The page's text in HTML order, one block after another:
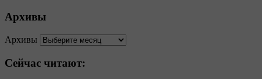
Архивы
Архивы
Сейчас читают: